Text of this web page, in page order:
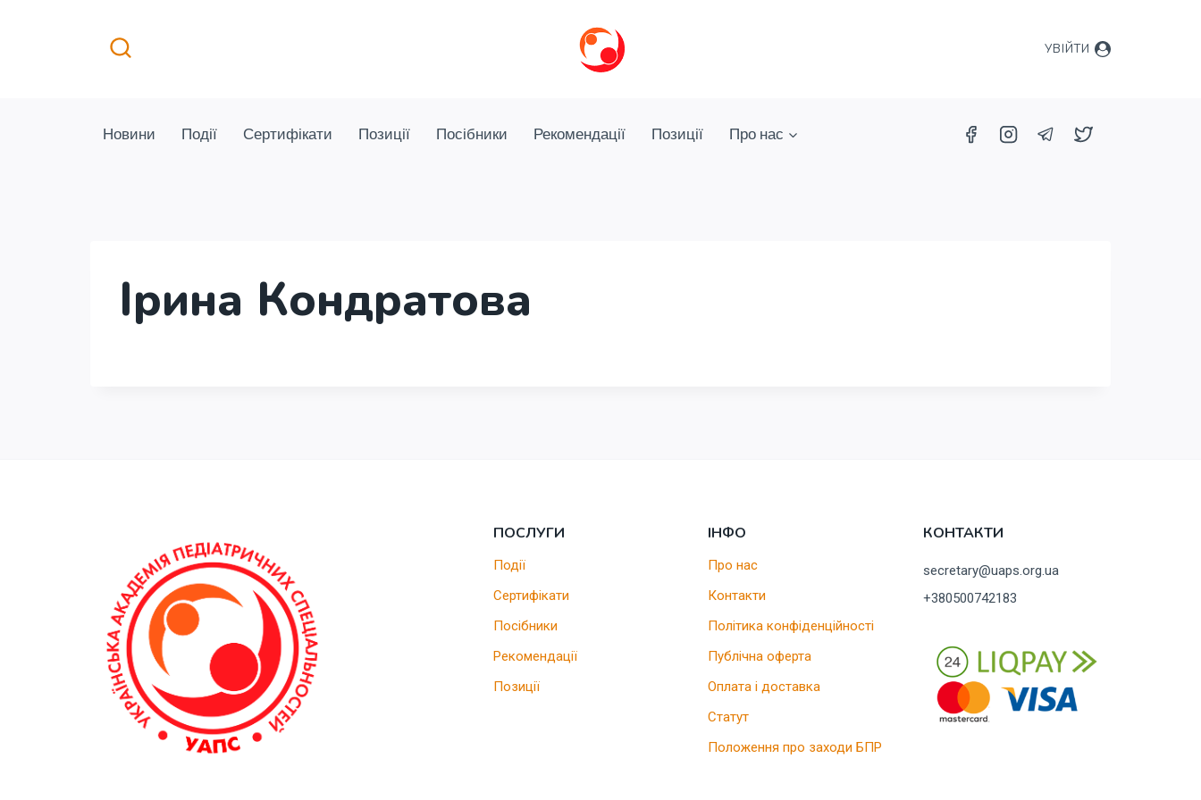
УВІЙТИ
Новини Події Сертифікати Позиції Посібники Рекомендації Позиції Про нас
Ірина Кондратова
ПОСЛУГИ
Події
Сертифікати
Посібники
Рекомендації
Позиції
ІНФО
Про нас
Контакти
Політика конфіденційності
Публічна оферта
Оплата і доставка
Статут
Положення про заходи БПР
КОНТАКТИ
secretary@uaps.org.ua
+380500742183